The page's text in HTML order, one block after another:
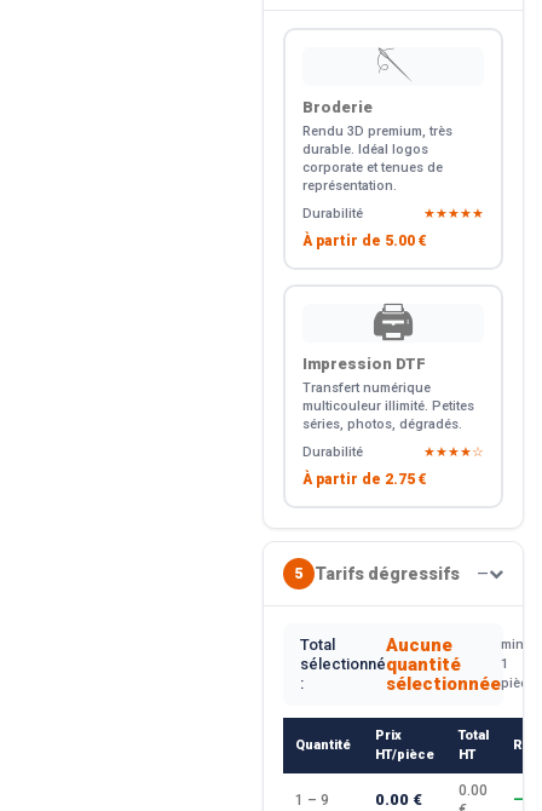
🪡
Broderie
Rendu 3D premium, très
durable. Idéal logos
corporate et tenues de
représentation.
Durabilité
★★★★★
À partir de 5.00 €
🖨️
Impression DTF
Transfert numérique
multicouleur illimité. Petites
séries, photos, dégradés.
Durabilité
★★★★☆
À partir de 2.75 €
5 Tarifs dégressifs —
Total
sélectionné
:
Aucune
quantité
sélectionnée
min.
1
pièce
Quantité
Prix
HT/pièce
Total
HT
1 – 9 0.00 €
0.00
—